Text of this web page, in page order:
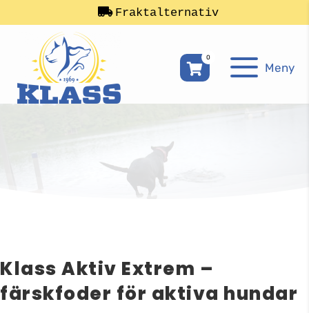
Fraktalternativ
0
Meny
Klass Aktiv Extrem –
färskfoder för aktiva hundar